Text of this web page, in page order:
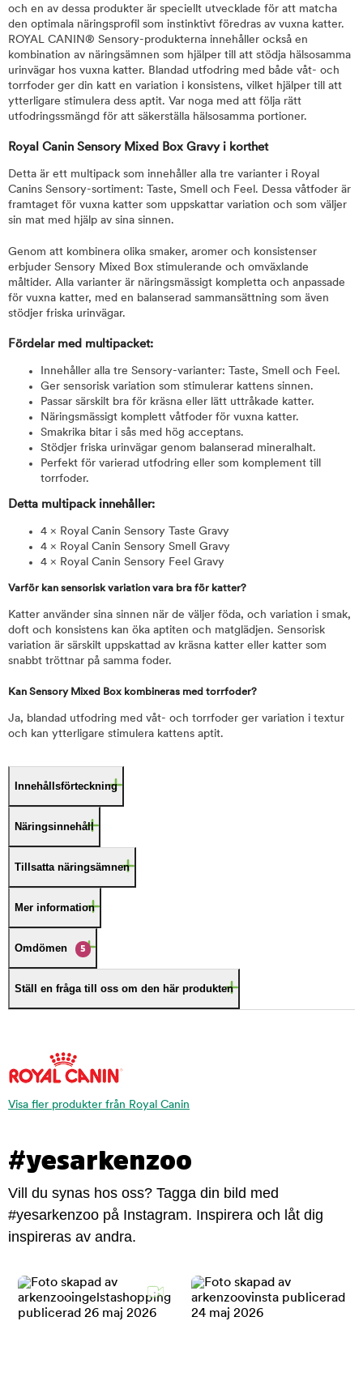
och en av dessa produkter är speciellt utvecklade för att matcha
den optimala näringsprofil som instinktivt föredras av vuxna katter.
ROYAL CANIN® Sensory-produkterna innehåller också en
kombination av näringsämnen som hjälper till att stödja hälsosamma
urinvägar hos vuxna katter. Blandad utfodring med både våt- och
torrfoder ger din katt en variation i konsistens, vilket hjälper till att
ytterligare stimulera dess aptit. Var noga med att följa rätt
utfodringssmängd för att säkerställa hälsosamma portioner.
Royal Canin Sensory Mixed Box Gravy i korthet
Detta är ett multipack som innehåller alla tre varianter i Royal
Canins Sensory-sortiment: Taste, Smell och Feel. Dessa våtfoder är
framtaget för vuxna katter som uppskattar variation och som väljer
sin mat med hjälp av sina sinnen.
Genom att kombinera olika smaker, aromer och konsistenser
erbjuder Sensory Mixed Box stimulerande och omväxlande
måltider. Alla varianter är näringsmässigt kompletta och anpassade
för vuxna katter, med en balanserad sammansättning som även
stödjer friska urinvägar.
Fördelar med multipacket:
Innehåller alla tre Sensory-varianter: Taste, Smell och Feel.
Ger sensorisk variation som stimulerar kattens sinnen.
Passar särskilt bra för kräsna eller lätt uttråkade katter.
Näringsmässigt komplett våtfoder för vuxna katter.
Smakrika bitar i sås med hög acceptans.
Stödjer friska urinvägar genom balanserad mineralhalt.
Perfekt för varierad utfodring eller som komplement till
torrfoder.
Detta multipack innehåller:
4 × Royal Canin Sensory Taste Gravy
4 × Royal Canin Sensory Smell Gravy
4 × Royal Canin Sensory Feel Gravy
Varför kan sensorisk variation vara bra för katter?
Katter använder sina sinnen när de väljer föda, och variation i smak,
doft och konsistens kan öka aptiten och matglädjen. Sensorisk
variation är särskilt uppskattad av kräsna katter eller katter som
snabbt tröttnar på samma foder.
Kan Sensory Mixed Box kombineras med torrfoder?
Ja, blandad utfodring med våt- och torrfoder ger variation i textur
och kan ytterligare stimulera kattens aptit.
Innehållsförteckning
Näringsinnehåll
Tillsatta näringsämnen
Mer information
Omdömen 5
Ställ en fråga till oss om den här produkten
Visa fler produkter från Royal Canin
#yesarkenzoo
Vill du synas hos oss? Tagga din bild med
#yesarkenzoo på Instagram. Inspirera och låt dig
inspireras av andra.